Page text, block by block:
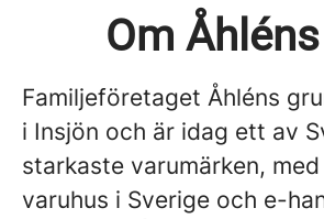
Om
Familjeföretaget Åhléns
i Insjön och är idag ett av
starkaste varumärken,
varuhus i Sverige och e-